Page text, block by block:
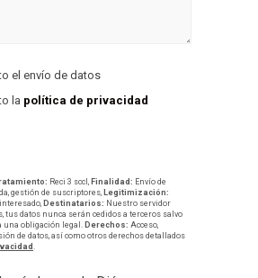
el envío de datos
la política de privacidad
Reci 3 sccl, Finalidad: Envío de
gestión de suscriptores, Legitimización:
Destinatarios: Nuestro servidor
tus datos nunca serán cedidos a terceros salvo
una obligación legal. Derechos: Acceso,
de datos, así como otros derechos detallados
.